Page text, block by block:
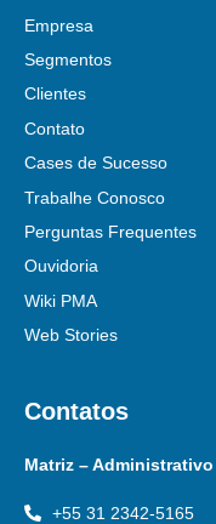
Empresa
Segmentos
Clientes
Contato
Cases de Sucesso
Trabalhe Conosco
Perguntas Frequentes
Ouvidoria
Wiki PMA
Web Stories
Contatos
Matriz –
+55 31 2342-5165